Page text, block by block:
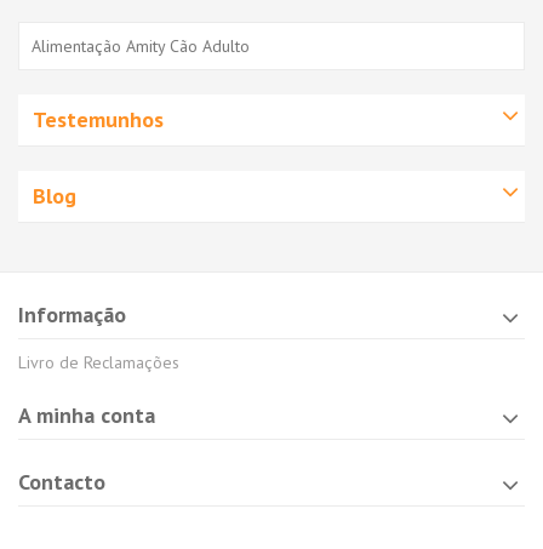
Alimentação Amity Cão Adulto
Testemunhos
Blog
Informação
Livro de Reclamações
A minha conta
Contacto